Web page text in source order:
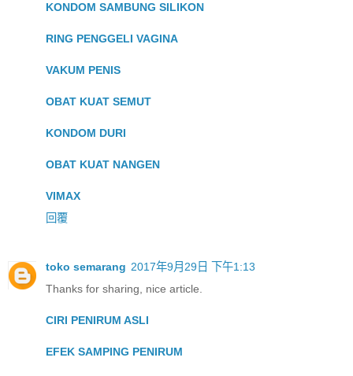
KONDOM SAMBUNG SILIKON
RING PENGGELI VAGINA
VAKUM PENIS
OBAT KUAT SEMUT
KONDOM DURI
OBAT KUAT NANGEN
VIMAX
回覆
toko semarang 2017年9月29日 下午1:13
Thanks for sharing, nice article.
CIRI PENIRUM ASLI
EFEK SAMPING PENIRUM